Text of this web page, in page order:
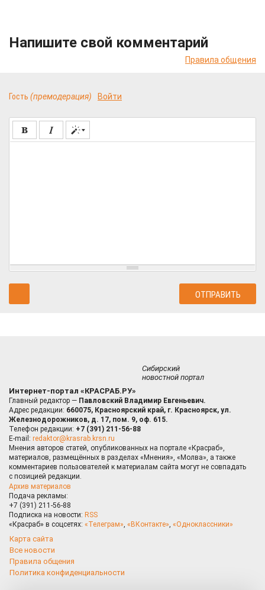
Напишите свой комментарий
Правила общения
Гость (премодерация) Войти
Сибирский
новостной портал
Интернет-портал «КРАСРАБ.РУ»
Главный редактор — Павловский Владимир Евгеньевич.
Адрес редакции: 660075, Красноярский край, г. Красноярск, ул.
Железнодорожников, д. 17, пом. 9, оф. 615.
Телефон редакции: +7 (391) 211-56-88
E-mail: redaktor@krasrab.krsn.ru
Мнения авторов статей, опубликованных на портале «Красраб»,
материалов, размещённых в разделах «Мнения», «Молва», а также
комментариев пользователей к материалам сайта могут не совпадать
с позицией редакции.
Архив материалов
Подача рекламы:
+7 (391) 211-56-88
Подписка на новости: RSS
«Красраб» в соцсетях: «Телеграм», «ВКонтакте», «Одноклассники»
Карта сайта
Все новости
Правила общения
Политика конфиденциальности